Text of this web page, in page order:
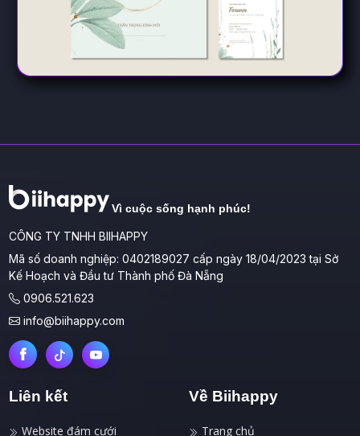
Vì cuộc sống hạnh phúc!
CÔNG TY TNHH BIIHAPPY
Mã số doanh nghiệp: 0402189027 cấp ngày 18/04/2023 tại Sở
Kế Hoạch và Đầu tư Thành phố Đà Nẵng
0906.521.623
info@biihappy.com
Liên kết
Website đám cưới
Về Biihappy
Trang chủ